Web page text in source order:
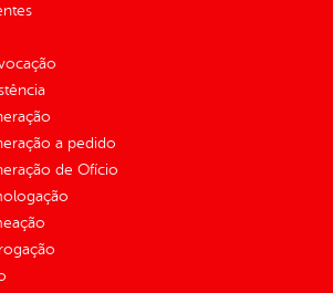
a pedido
de Ofício